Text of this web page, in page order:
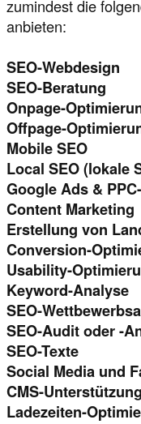
zumindest die
anbieten:
SEO-Webdesign
SEO-Beratung
Onpage-
Offpage-
Mobile SEO
Local SEO (lokale
Google Ads &
Content Marketing
Erstellung von
Conversion-
Usability-
Keyword-Analyse
SEO-
SEO-Audit oder -
SEO-Texte
Social Media und
CMS-
Ladezeiten-